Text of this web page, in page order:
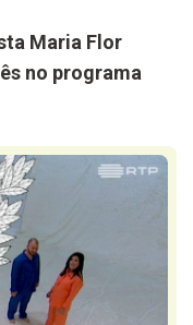
Maria Flor
no programa